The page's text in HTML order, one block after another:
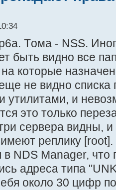
Tома - NSS.
быть видно все
которые
не видно списка
утилитами, и
это только
сервера видны,
реплику
NDS Manager,
адреса типа
около 30 цифр